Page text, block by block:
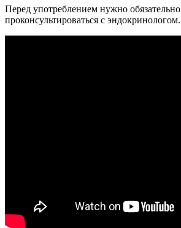
Перед употреблением нужно обязательно
проконсультироваться с эндокринологом.